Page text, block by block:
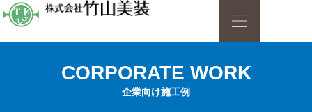
CORPORATE WORK
企業向け施工例